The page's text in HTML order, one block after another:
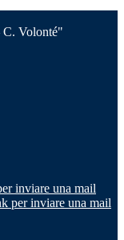
Volonté"
inviare una mail
per inviare una mail